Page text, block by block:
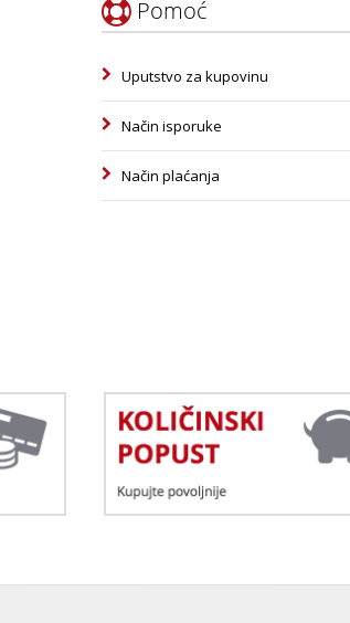
Pomoć
Uputstvo za kupovinu
Način isporuke
Način plaćanja